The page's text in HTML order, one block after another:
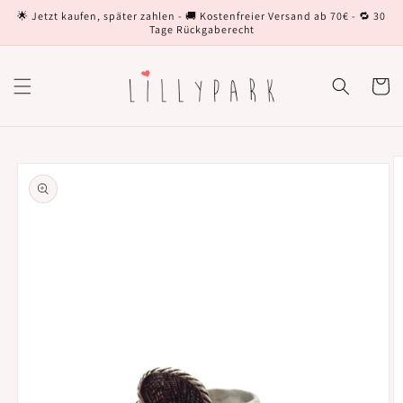
zum
🌟 Jetzt kaufen, später zahlen - 🚚 Kostenfreier Versand ab 70€ - 🔁 30
Tage Rückgaberecht